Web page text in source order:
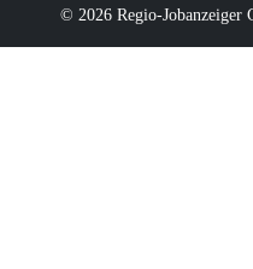
© 2026 Regio-Jobanzeiger